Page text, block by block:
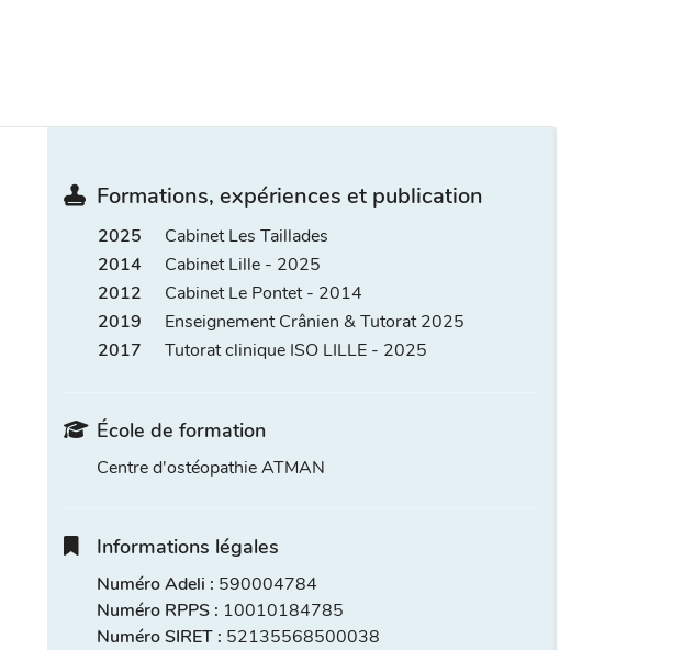
Formations, expériences et publication
2025
Cabinet Les Taillades
2014
Cabinet Lille - 2025
2012
Cabinet Le Pontet - 2014
2019
Enseignement Crânien & Tutorat 2025
2017
Tutorat clinique ISO LILLE - 2025
École de formation
Centre d'ostéopathie ATMAN
Informations légales
Numéro Adeli : 590004784
Numéro RPPS : 10010184785
Numéro SIRET : 52135568500038